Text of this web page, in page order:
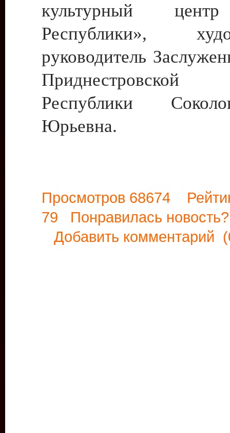
культурный
Республики»,
руководитель
Приднестровской
Республики
Юрьевна.
Просмотров 68674
79 Понравилась
Добавить комментарий